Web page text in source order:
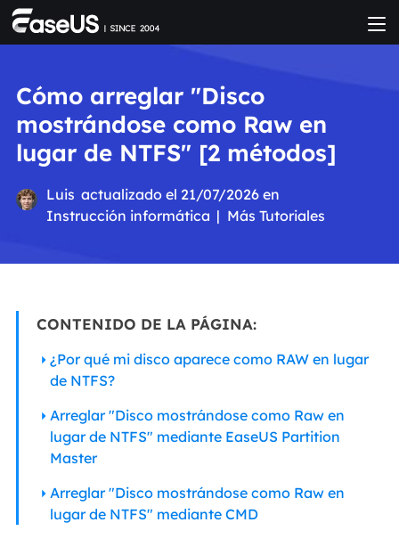
Cómo arreglar "Disco
mostrándose como Raw en
lugar de NTFS" [2 métodos]
Luis actualizado el 21/07/2026 en
Instrucción informática | Más Tutoriales
CONTENIDO DE LA PÁGINA:
¿Por qué mi disco aparece como RAW en lugar
de NTFS?
Arreglar "Disco mostrándose como Raw en
lugar de NTFS" mediante EaseUS Partition
Master
Arreglar "Disco mostrándose como Raw en
lugar de NTFS" mediante CMD